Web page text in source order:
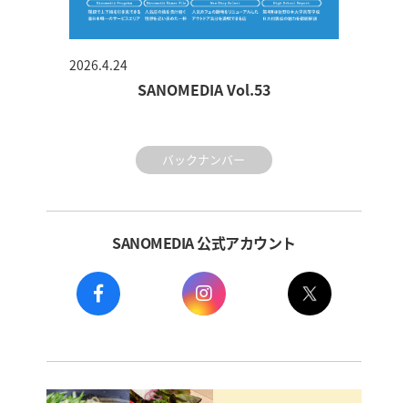
SANOMEDIA Vol.53
2026.4.24
バックナンバー
SANOMEDIA 公式アカウント